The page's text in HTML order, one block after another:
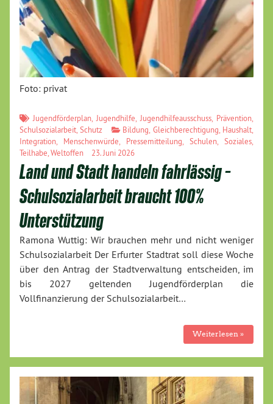
Foto: privat
Jugendförderplan,Jugendhilfe,Jugendhilfeausschuss, Prävention,
Schulsozialarbeit,Schutz Bildung, Gleichberechtigung, Haushalt,
Integration, Menschenwürde, Pressemitteilung, Schulen, Soziales,
Teilhabe,Weltoffen 23. Juni 2026
Land und Stadt handeln fahrlässig –
Schulsozialarbeit braucht 100%
Unterstützung
Ramona Wuttig: Wir brauchen mehr und nicht weniger
Schulsozialarbeit Der Erfurter Stadtrat soll diese Woche
über den Antrag der Stadtverwaltung entscheiden, im
bis 2027 geltenden Jugendförderplan die
Vollfinanzierung der Schulsozialarbeit…
Weiterlesen »